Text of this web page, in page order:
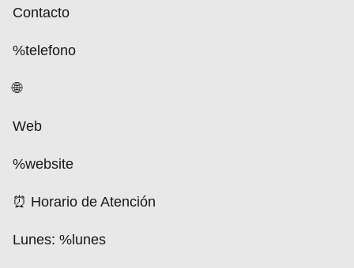
Contacto
%telefono
🌐
Web
%website
⏰ Horario de Atención
Lunes: %lunes